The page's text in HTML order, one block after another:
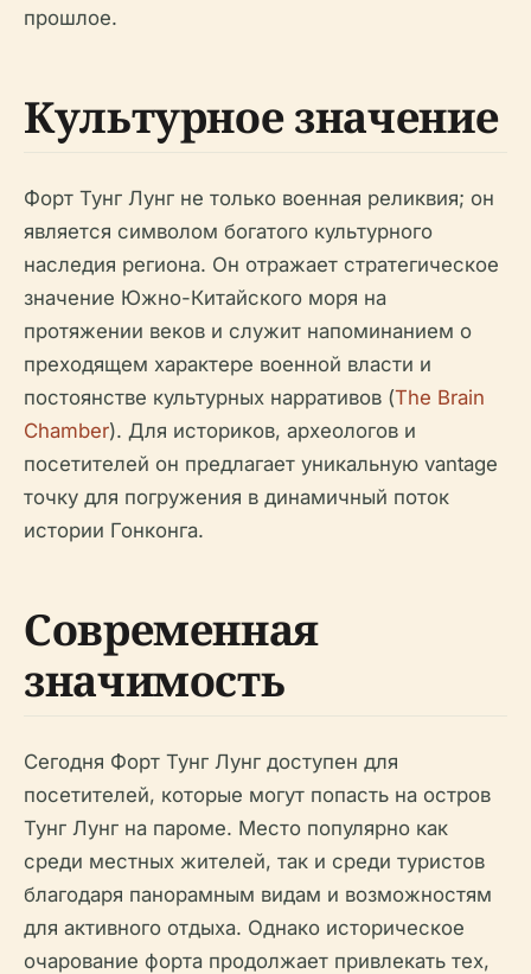
прошлое.
Культурное значение
Форт Тунг Лунг не только военная реликвия; он
является символом богатого культурного
наследия региона. Он отражает стратегическое
значение Южно-Китайского моря на
протяжении веков и служит напоминанием о
преходящем характере военной власти и
постоянстве культурных нарративов (The Brain
Chamber). Для историков, археологов и
посетителей он предлагает уникальную vantage
точку для погружения в динамичный поток
истории Гонконга.
Современная
значимость
Сегодня Форт Тунг Лунг доступен для
посетителей, которые могут попасть на остров
Тунг Лунг на пароме. Место популярно как
среди местных жителей, так и среди туристов
благодаря панорамным видам и возможностям
для активного отдыха. Однако историческое
очарование форта продолжает привлекать тех,